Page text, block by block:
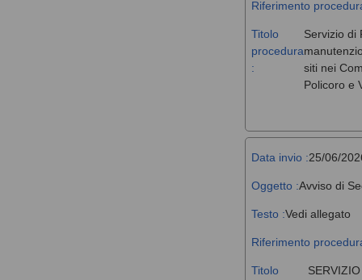
Riferimento
Titolo
procedura
:
Servizio di
siti nei
Policoro e
Data invio :25/06/
Oggetto :Avviso di
Testo :Vedi allegato
Riferimento
Titolo